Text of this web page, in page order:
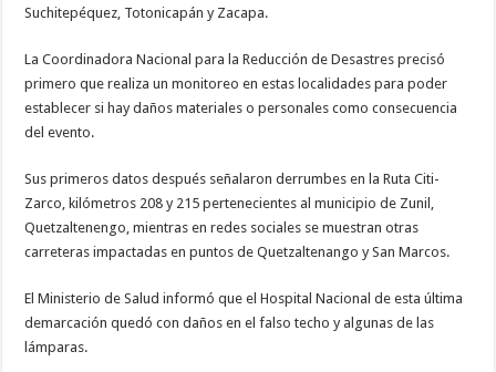
Suchitepéquez, Totonicapán y Zacapa.
La Coordinadora Nacional para la Reducción de Desastres precisó
primero que realiza un monitoreo en estas localidades para poder
establecer si hay daños materiales o personales como consecuencia
del evento.
Sus primeros datos después señalaron derrumbes en la Ruta Citi-
Zarco, kilómetros 208 y 215 pertenecientes al municipio de Zunil,
Quetzaltenengo, mientras en redes sociales se muestran otras
carreteras impactadas en puntos de Quetzaltenango y San Marcos.
El Ministerio de Salud informó que el Hospital Nacional de esta última
demarcación quedó con daños en el falso techo y algunas de las
lámparas.